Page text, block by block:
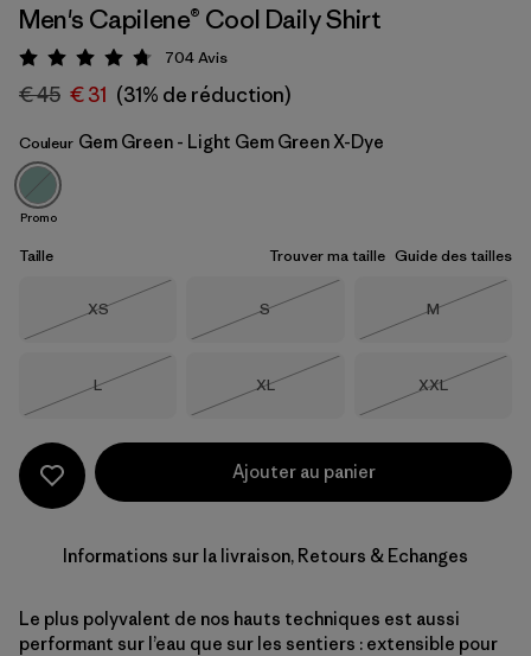
Gem Green - Light Gem Green X-Dye
Men's Capilene® Cool Daily Shirt
Évaluation: 4.7 / 5
704Avis
€ 45 € 31 (31% de réduction)
Couleur Gem Green - Light Gem Green X-Dye
Promo
Taille Trouver ma taille Guide des tailles
Taille
XS
Taille
S
Taille
M
Taille
L
Taille
XL
Taille
XXL
Ajouter au panier
Informations sur la livraison, Retours & Echanges
Le plus polyvalent de nos hauts techniques est aussi
performant sur l’eau que sur les sentiers : extensible pour